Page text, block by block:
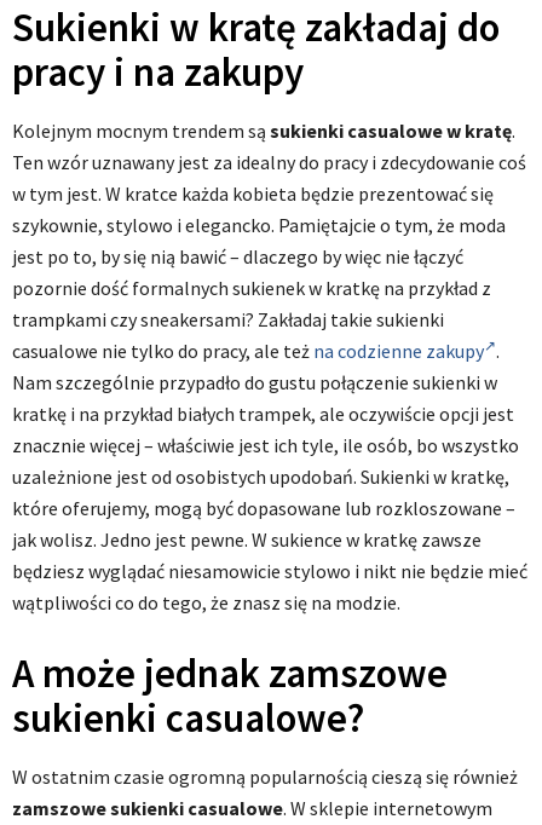
Sukienki w kratę zakładaj do
pracy i na zakupy
Kolejnym mocnym trendem są sukienki casualowe w kratę.
Ten wzór uznawany jest za idealny do pracy i zdecydowanie coś
w tym jest. W kratce każda kobieta będzie prezentować się
szykownie, stylowo i elegancko. Pamiętajcie o tym, że moda
jest po to, by się nią bawić – dlaczego by więc nie łączyć
pozornie dość formalnych sukienek w kratkę na przykład z
trampkami czy sneakersami? Zakładaj takie sukienki
casualowe nie tylko do pracy, ale też na codzienne zakupy .
Nam szczególnie przypadło do gustu połączenie sukienki w
kratkę i na przykład białych trampek, ale oczywiście opcji jest
znacznie więcej – właściwie jest ich tyle, ile osób, bo wszystko
uzależnione jest od osobistych upodobań. Sukienki w kratkę,
które oferujemy, mogą być dopasowane lub rozkloszowane –
jak wolisz. Jedno jest pewne. W sukience w kratkę zawsze
będziesz wyglądać niesamowicie stylowo i nikt nie będzie mieć
wątpliwości co do tego, że znasz się na modzie.
A może jednak zamszowe
sukienki casualowe?
W ostatnim czasie ogromną popularnością cieszą się również
zamszowe sukienki casualowe. W sklepie internetowym